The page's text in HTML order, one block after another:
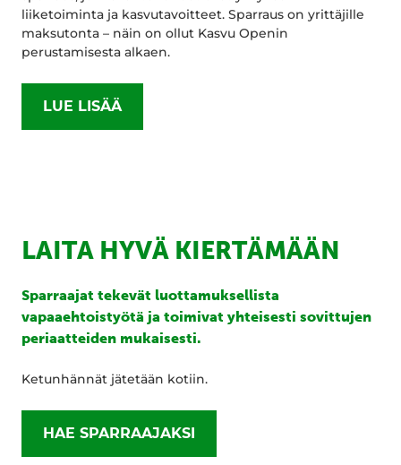
liiketoiminta ja kasvutavoitteet. Sparraus on yrittäjille
maksutonta – näin on ollut Kasvu Openin
perustamisesta alkaen.
LUE LISÄÄ
LAITA HYVÄ KIERTÄMÄÄN
Sparraajat tekevät luottamuksellista
vapaaehtoistyötä ja toimivat yhteisesti sovittujen
periaatteiden mukaisesti.
Ketunhännät jätetään kotiin.
HAE SPARRAAJAKSI